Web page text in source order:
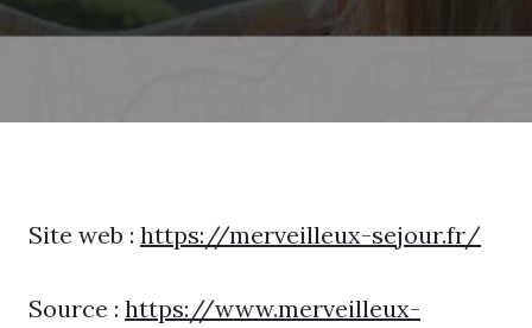
Site web : https://merveilleux-sejour.fr/
Source : https://www.merveilleux-